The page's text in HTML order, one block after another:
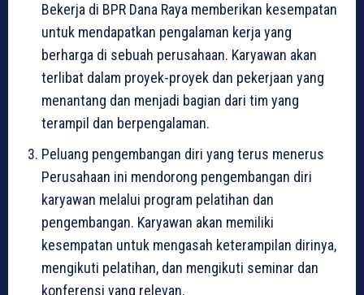
Bekerja di BPR Dana Raya memberikan kesempatan
untuk mendapatkan pengalaman kerja yang
berharga di sebuah perusahaan. Karyawan akan
terlibat dalam proyek-proyek dan pekerjaan yang
menantang dan menjadi bagian dari tim yang
terampil dan berpengalaman.
Peluang pengembangan diri yang terus menerus
Perusahaan ini mendorong pengembangan diri
karyawan melalui program pelatihan dan
pengembangan. Karyawan akan memiliki
kesempatan untuk mengasah keterampilan dirinya,
mengikuti pelatihan, dan mengikuti seminar dan
konferensi yang relevan.